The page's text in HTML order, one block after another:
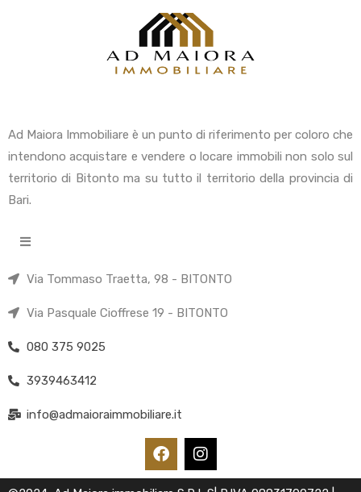
Ad Maiora Immobiliare è un punto di riferimento per coloro che
intendono acquistare e vendere o locare immobili non solo sul
territorio di Bitonto ma su tutto il territorio della provincia di
Bari.
Via Tommaso Traetta, 98 - BITONTO
Via Pasquale Cioffrese 19 - BITONTO
080 375 9025
3939463412
info@admaioraimmobiliare.it